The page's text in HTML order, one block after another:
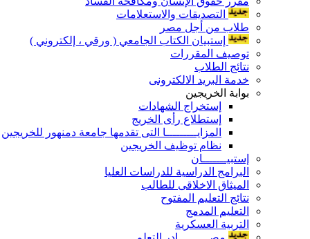
التصديقات والاستعلامات
طلاب من أجل مصر
إستبيان الكتاب الجامعي ( ورقي ، إلكتروني )
توصيف المقررات
نتائج الطلاب
خدمة البريد الالكترونى
بوابة الخريجين
إستخراج الشهادات
إستطلاع رأى الخريج
المزايـــــــــا التى تقدمها جامعة دمنهور للخريجين
نظام توظيف الخريجين
إستبيـــــــان
البرامج الدراسية للدراسات العليا
الميثاق الاخلاقى للطالب
نتائج التعليم المفتوح
التعليم المدمج
التربية العسكرية